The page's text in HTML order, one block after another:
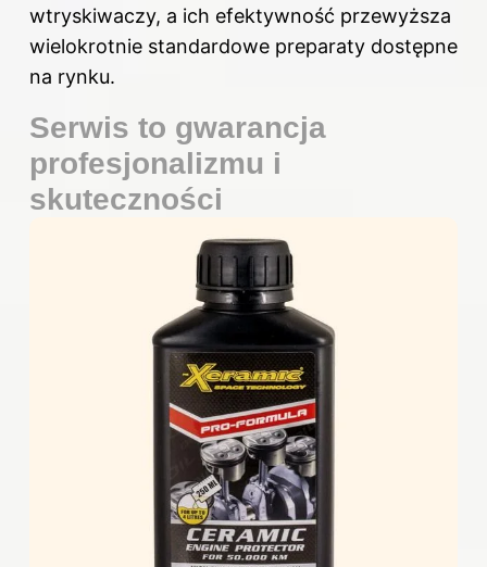
wtryskiwaczy, a ich efektywność przewyższa
wielokrotnie standardowe preparaty dostępne
na rynku.
Serwis to gwarancja
profesjonalizmu i
skuteczności